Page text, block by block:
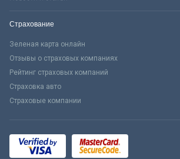
Страхование
Зеленая карта онлайн
Отзывы о страховых компаниях
Рейтинг страховых компаний
Страховка авто
Страховые компании